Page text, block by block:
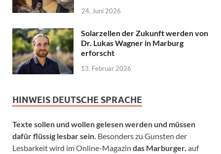
24. Juni 2026
Solarzellen der Zukunft werden von
Dr. Lukas Wagner in Marburg
erforscht
13. Februar 2026
HINWEIS DEUTSCHE SPRACHE
Texte sollen und wollen gelesen werden und müssen
dafür flüssig lesbar sein. Besonders zu Gunsten der
Lesbarkeit wird im Online-Magazin das Marburger. auf